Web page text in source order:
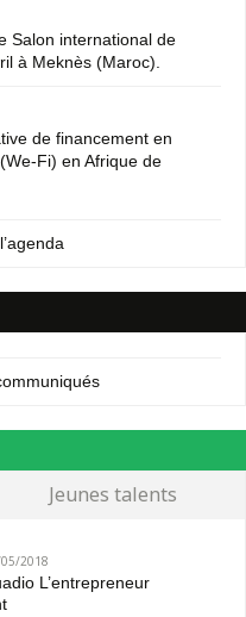
Salon international de
à Meknès (Maroc).
de financement en
Fi) en Afrique de
Jeunes talents
2018
L’entrepreneur